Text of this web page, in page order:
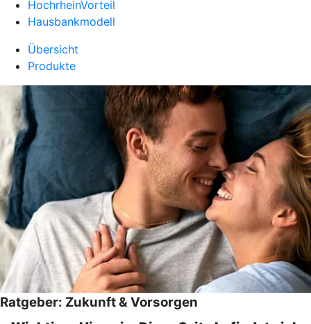
HochrheinVorteil
Hausbankmodell
Übersicht
Produkte
Ratgeber: Zukunft & Vorsorgen